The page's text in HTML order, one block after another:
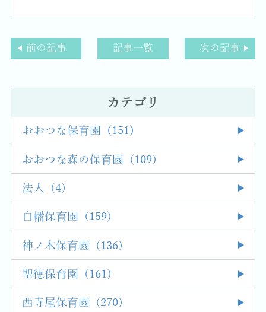
前の記事 記事一覧 次の記事
カテゴリ
おおつな保育園 (151)
おおつな森の保育園 (109)
法人 (4)
白幡保育園 (159)
神ノ木保育園 (136)
聖徳保育園 (161)
西寺尾保育園 (270)